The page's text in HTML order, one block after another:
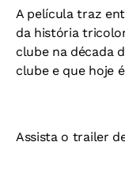
A película traz
da história
clube na década
clube e que hoje
Assista o trailer